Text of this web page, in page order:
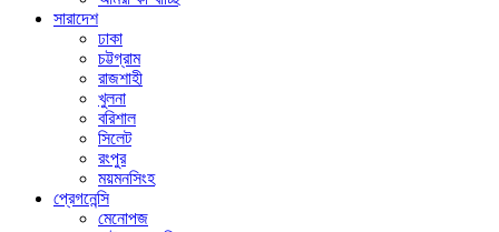
সারাদেশ
ঢাকা
চট্টগ্রাম
রাজশাহী
খুলনা
বরিশাল
সিলেট
রংপুর
ময়মনসিংহ
প্রেগনেন্সি
মেনোপজ